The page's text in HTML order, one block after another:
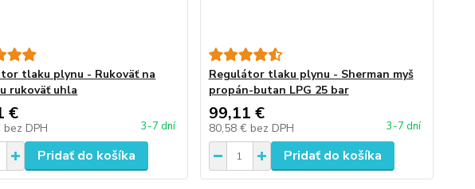
tlaku plynu - Rukoväť na
rukoväť uhla
€
bez DPH 3-7 dní
Pridať do košíka
Regulátor tlaku plynu - Sherman myš
propán-butan LPG 25 bar
99,11 €
80,58 € bez DPH 3-7 dní
Pridať do košíka